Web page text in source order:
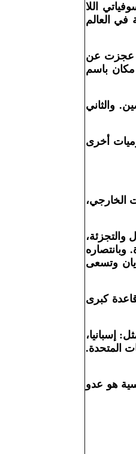
اللا
في العالم
عجزت عن
مكان باسم
والثاني
أخرى
الخارجي،
والتجزئة،
وبانتصاره
وتسعى
كبرى
إسبانيا،
المتحدة.
هو عدو